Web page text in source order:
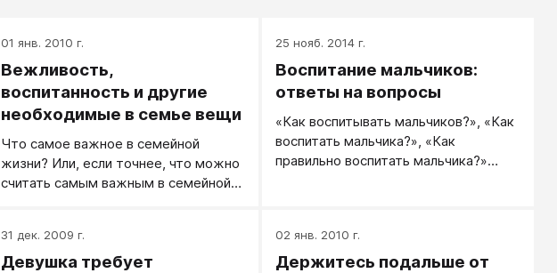
01 янв. 2010 г.
Вежливость,
воспитанность и другие
необходимые в семье вещи
Что самое важное в семейной
жизни? Или, если точнее, что можно
считать самым важным в семейной
отношения союзников (мы вместе
идём к общей цели).
25 нояб. 2014 г.
Воспитание мальчиков:
ответы на вопросы
«Как воспитывать мальчиков?», «Как
воспитать мальчика?», «Как
правильно воспитать мальчика?»
фигура, на которую мальчик будет
ориентироваться.
31 дек. 2009 г.
Девушка требует
02 янв. 2010 г.
Держитесь подальше от